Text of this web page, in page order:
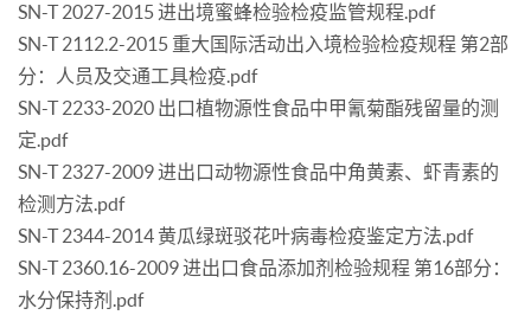
SN-T 2027-2015 进出境蜜蜂检验检疫监管规程.pdf
SN-T 2112.2-2015 重大国际活动出入境检验检疫规程 第2部
分：人员及交通工具检疫.pdf
SN-T 2233-2020 出口植物源性食品中甲氰菊酯残留量的测
定.pdf
SN-T 2327-2009 进出口动物源性食品中角黄素、虾青素的
检测方法.pdf
SN-T 2344-2014 黄瓜绿斑驳花叶病毒检疫鉴定方法.pdf
SN-T 2360.16-2009 进出口食品添加剂检验规程 第16部分：
水分保持剂.pdf